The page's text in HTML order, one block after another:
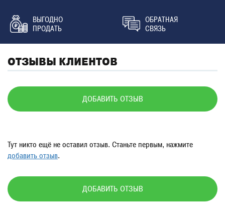
ВЫГОДНО
ПРОДАТЬ
ОБРАТНАЯ
СВЯЗЬ
ОТЗЫВЫ КЛИЕНТОВ
ДОБАВИТЬ ОТЗЫВ
Тут никто ещё не оставил отзыв. Станьте первым, нажмите
добавить отзыв.
ДОБАВИТЬ ОТЗЫВ